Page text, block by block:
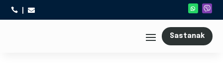
 
Sastanak